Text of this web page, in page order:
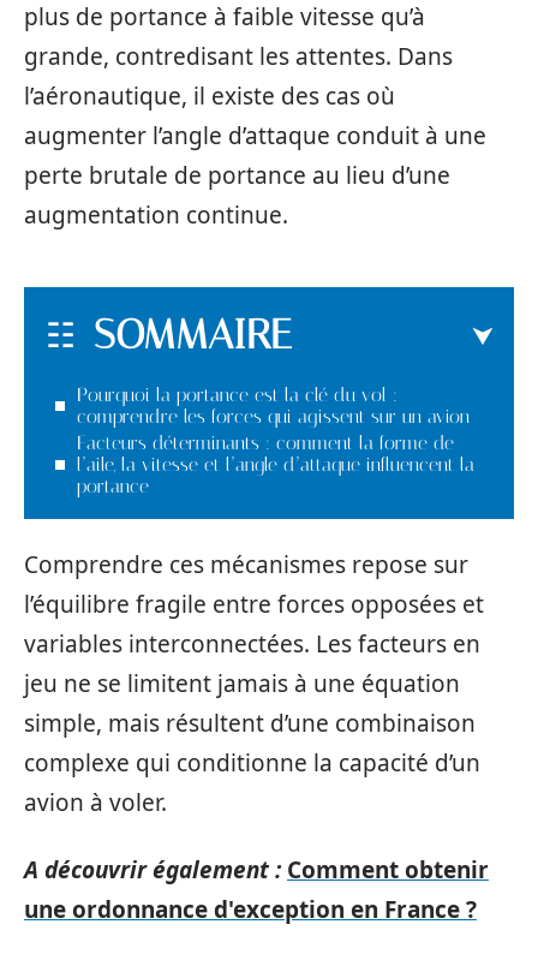
plus de portance à faible vitesse qu’à
grande, contredisant les attentes. Dans
l’aéronautique, il existe des cas où
augmenter l’angle d’attaque conduit à une
perte brutale de portance au lieu d’une
augmentation continue.
SOMMAIRE
Pourquoi la portance est la clé du vol :
comprendre les forces qui agissent sur un avion
Facteurs déterminants : comment la forme de
l’aile, la vitesse et l’angle d’attaque influencent la
portance
Comprendre ces mécanismes repose sur
l’équilibre fragile entre forces opposées et
variables interconnectées. Les facteurs en
jeu ne se limitent jamais à une équation
simple, mais résultent d’une combinaison
complexe qui conditionne la capacité d’un
avion à voler.
A découvrir également : Comment obtenir
une ordonnance d'exception en France ?